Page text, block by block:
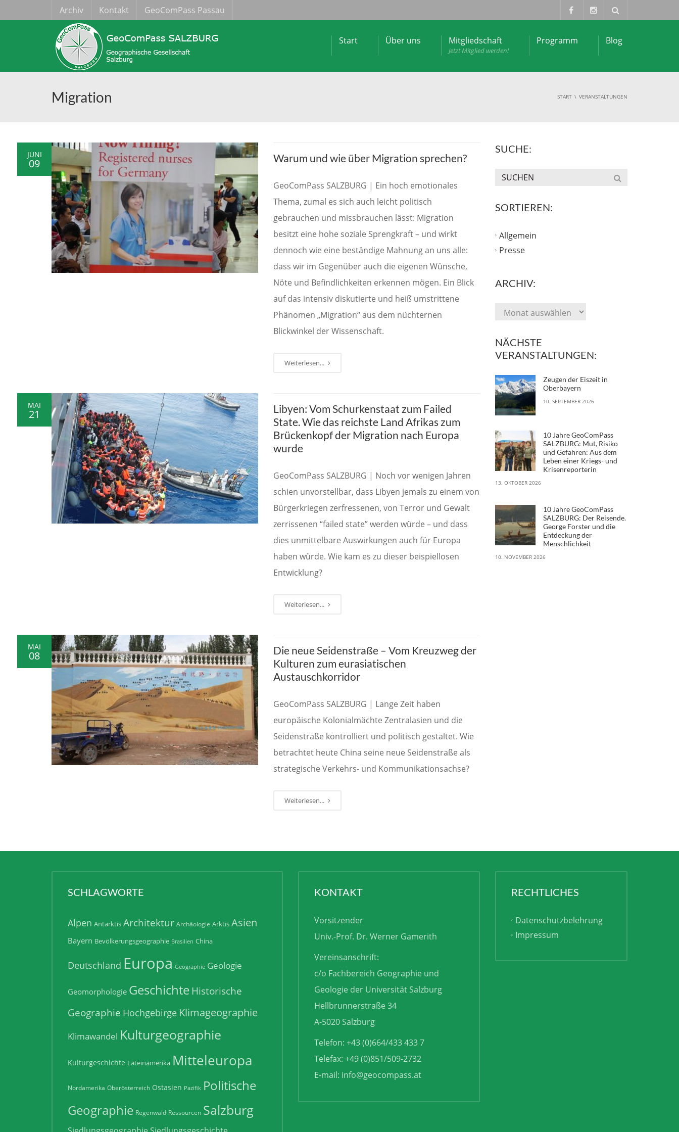
Archiv Kontakt GeoComPass Passau
Start Über uns Mitgliedschaft
Jetzt Mitglied werden!
Programm Blog
Migration START VERANSTALTUNGEN
JUNI
09 Warum und wie über Migration sprechen?
GeoComPass SALZBURG | Ein hoch emotionales
Thema, zumal es sich auch leicht politisch
gebrauchen und missbrauchen lässt: Migration
besitzt eine hohe soziale Sprengkraft – und wirkt
dennoch wie eine beständige Mahnung an uns alle:
dass wir im Gegenüber auch die eigenen Wünsche,
Nöte und Befindlichkeiten erkennen mögen. Ein Blick
auf das intensiv diskutierte und heiß umstrittene
Phänomen „Migration“ aus dem nüchternen
Blickwinkel der Wissenschaft.
Weiterlesen...
MAI
21
Libyen: Vom Schurkenstaat zum Failed
State. Wie das reichste Land Afrikas zum
Brückenkopf der Migration nach Europa
wurde
GeoComPass SALZBURG | Noch vor wenigen Jahren
schien unvorstellbar, dass Libyen jemals zu einem von
Bürgerkriegen zerfressenen, von Terror und Gewalt
zerrissenen “failed state” werden würde – und dass
dies unmittelbare Auswirkungen auch für Europa
haben würde. Wie kam es zu dieser beispiellosen
Entwicklung?
Weiterlesen...
MAI
08
Die neue Seidenstraße – Vom Kreuzweg der
Kulturen zum eurasiatischen
Austauschkorridor
GeoComPass SALZBURG | Lange Zeit haben
europäische Kolonialmächte Zentralasien und die
Seidenstraße kontrolliert und politisch gestaltet. Wie
betrachtet heute China seine neue Seidenstraße als
strategische Verkehrs- und Kommunikationsachse?
Weiterlesen...
SUCHE:
SORTIEREN:
Allgemein
Presse
ARCHIV:
NÄCHSTE
VERANSTALTUNGEN:
Zeugen der Eiszeit in
Oberbayern
10. SEPTEMBER 2026
10 Jahre GeoComPass
SALZBURG: Mut, Risiko
und Gefahren: Aus dem
Leben einer Kriegs- und
Krisenreporterin
13. OKTOBER 2026
10 Jahre GeoComPass
SALZBURG: Der Reisende.
George Forster und die
Entdeckung der
Menschlichkeit
10. NOVEMBER 2026
SCHLAGWORTE
Alpen Antarktis Architektur Archäologie Arktis Asien
Bayern Bevölkerungsgeographie Brasilien China
Deutschland Europa Geographie Geologie
Geomorphologie GeschichteHistorische
Geographie Hochgebirge Klimageographie
Klimawandel Kulturgeographie
Kulturgeschichte Lateinamerika Mitteleuropa
Nordamerika Oberösterreich Ostasien Pazifik Politische
Geographie Regenwald Ressourcen Salzburg
KONTAKT
Vorsitzender
Univ.-Prof. Dr. Werner Gamerith
Vereinsanschrift:
c/o Fachbereich Geographie und
Geologie der Universität Salzburg
Hellbrunnerstraße 34
A-5020 Salzburg
Telefon: +43 (0)664/433 433 7
Telefax: +49 (0)851/509-2732
E-mail: info@geocompass.at
RECHTLICHES
Datenschutzbelehrung
Impressum